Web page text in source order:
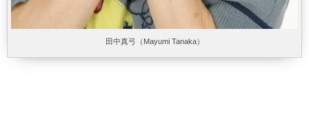
田中真弓（ Mayumi Tanaka）